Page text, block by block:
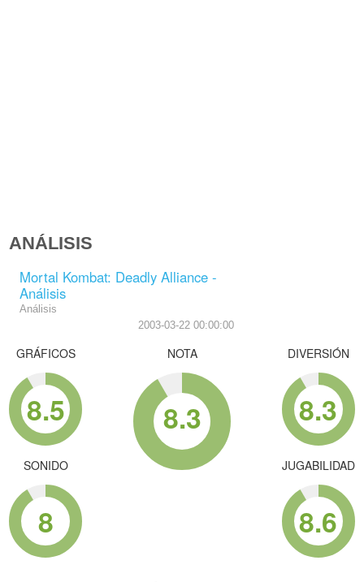
ANÁLISIS
Mortal Kombat: Deadly Alliance -
Análisis
Análisis
2003-03-22 00:00:00
GRÁFICOS
8.5
SONIDO
8
NOTA
8.3
DIVERSIÓN
8.3
JUGABILIDAD
8.6